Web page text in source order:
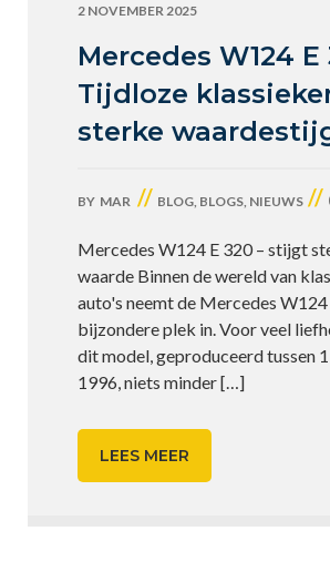
2 NOVEMBER 2025
Mercedes W124 E
Tijdloze
sterke
BY MAR // BLOG BLOGS NIEUWS //
Mercedes W124 E 320 – stijgt
waarde Binnen de wereld van
auto's neemt de Mercedes W124
bijzondere plek in. Voor veel
dit model, geproduceerd tussen
1996, niets minder[…]
LEES MEER